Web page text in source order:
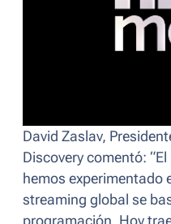
David Zaslav,
Discovery comentó: “
hemos experimentado
streaming global se